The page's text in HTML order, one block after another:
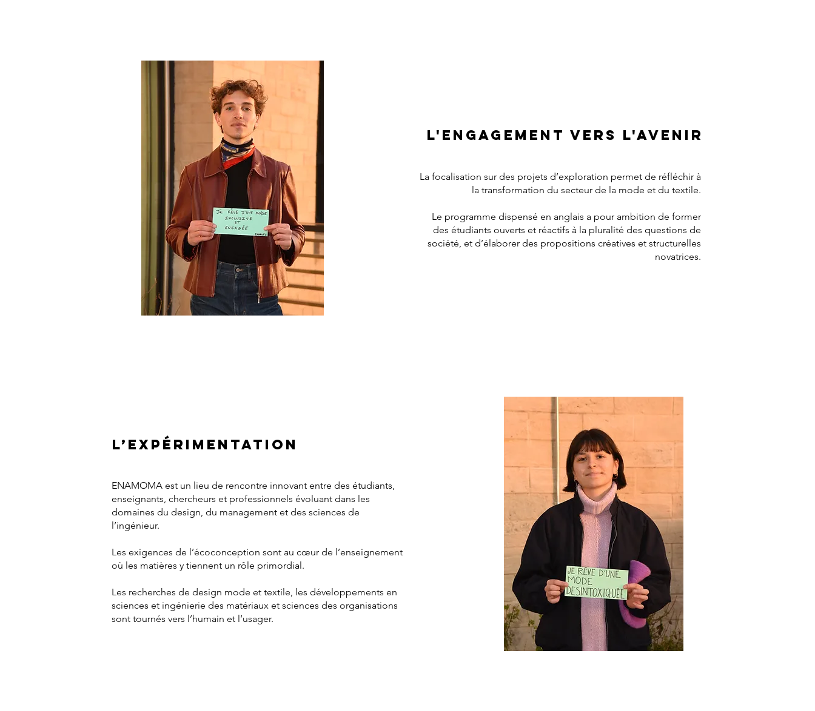
L'ENGAGEMENT VERS L'AVENIR
La focalisation sur des projets d’exploration permet de réfléchir à
la transformation du secteur de la mode et du textile.
Le programme dispensé en anglais a pour ambition de former
des étudiants ouverts et réactifs à la pluralité des questions de
société, et d’élaborer des propositions créatives et structurelles
novatrices.
L’expérimentation
ENAMOMA est un lieu de rencontre innovant entre des étudiants,
enseignants, chercheurs et professionnels évoluant dans les
domaines du design, du management et des sciences de
l’ingénieur.
Les exigences de l’écoconception sont au cœur de l’enseignement
où les matières y tiennent un rôle primordial.
Les recherches de design mode et textile, les développements en
sciences et ingénierie des matériaux et sciences des organisations
sont tournés vers l’humain et l’usager.